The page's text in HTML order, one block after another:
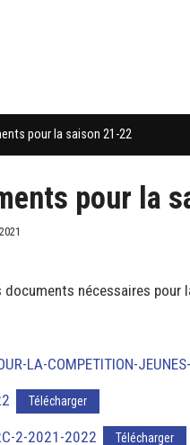
pour la saison 21-22
pour la
nécessaires pour
LA-COMPETITION-
Télécharger
2-2021-2022 Télécharger